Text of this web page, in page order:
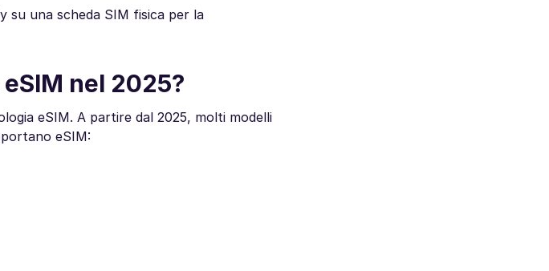
su una scheda SIM fisica per la
nel 2025?
eSIM. A partire dal 2025, molti modelli
eSIM: